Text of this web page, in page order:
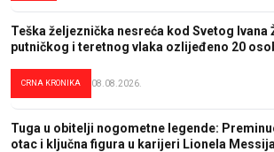
Teška željeznička nesreća kod Svetog Ivana
putničkog i teretnog vlaka ozlijeđeno 20
CRNA KRONIKA 08.08.2026.
Tuga u obitelji nogometne legende:
otac i ključna figura u karijeri Lionela Messija